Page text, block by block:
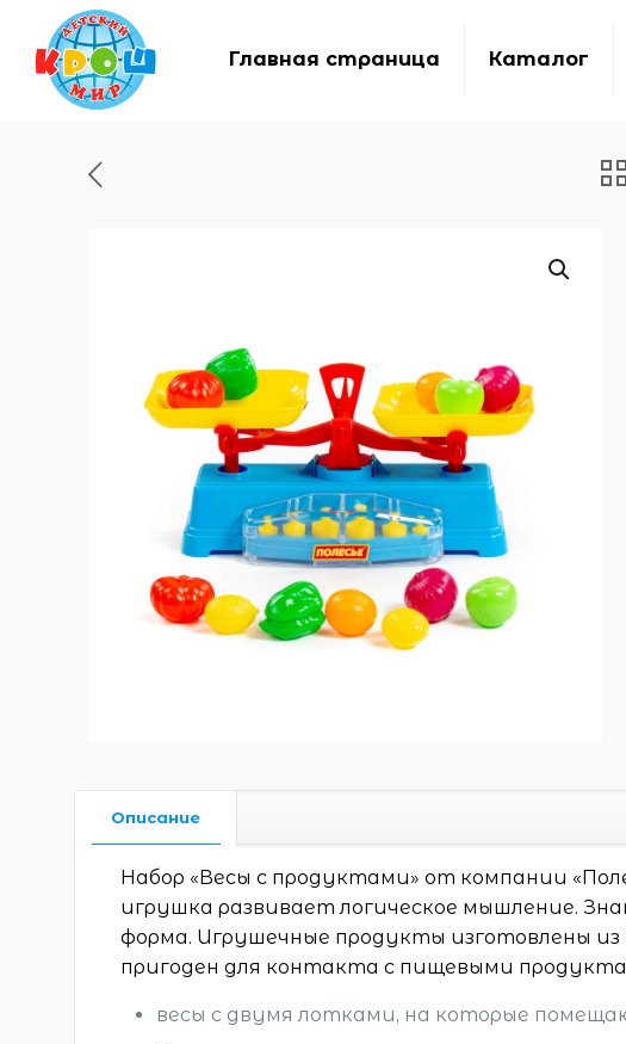
Главная страница Каталог
Описание
Набор «Весы с продуктами» от компании
игрушка развивает логическое мышление.
форма. Игрушечные продукты изготовлены
пригоден для контакта с пищевыми
весы с двумя лотками, на которые